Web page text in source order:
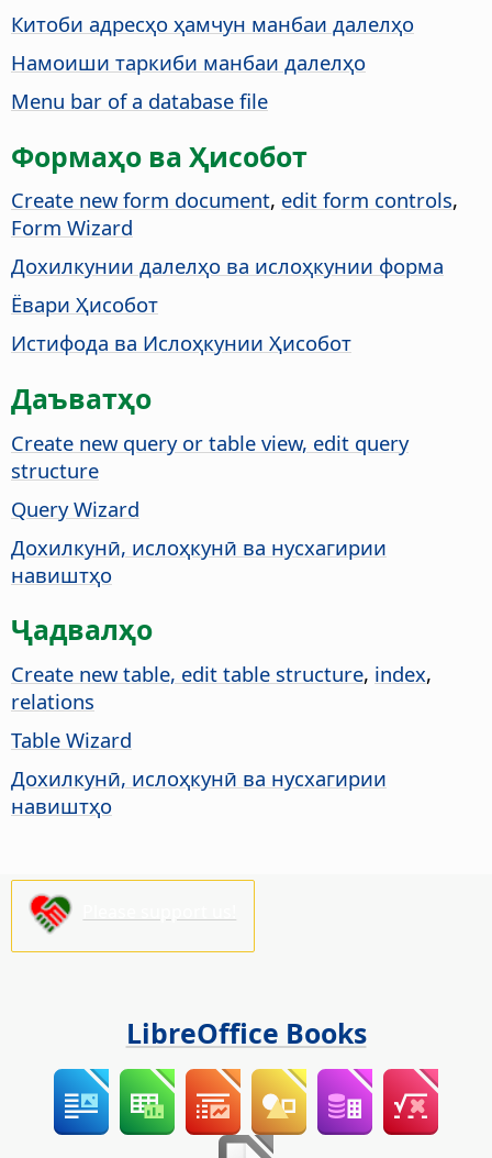
Китоби адресҳо ҳамчун манбаи далелҳо
Намоиши таркиби манбаи далелҳо
Menu bar of a database file
Формаҳо ва Ҳисобот
Create new form document, edit form controls,
Form Wizard
Дохилкунии далелҳо ва ислоҳкунии форма
Ёвари Ҳисобот
Истифода ва Ислоҳкунии Ҳисобот
Даъватҳо
Create new query or table view, edit query
structure
Query Wizard
Дохилкунӣ, ислоҳкунӣ ва нусхагирии
навиштҳо
Ҷадвалҳо
Create new table, edit table structure, index,
relations
Table Wizard
Дохилкунӣ, ислоҳкунӣ ва нусхагирии
навиштҳо
LibreOffice Books